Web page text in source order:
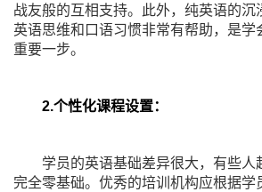
战友般的互相支持。此外，纯英语的沉
英语思维和口语习惯非常有帮助，是学
重要一步。
2.个性化课程设置：
学员的英语基础差异很大，有些人
完全零基础。优秀的培训机构应根据学